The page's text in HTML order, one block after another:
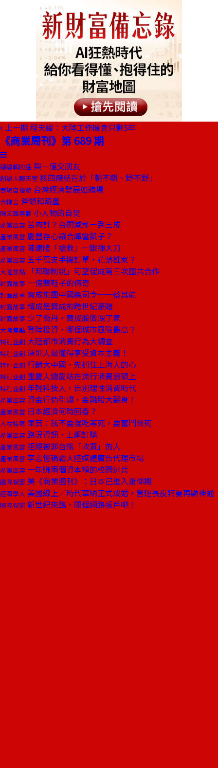
上一期 程天縱：大陸工作機會只剩5年
《商業周刊》第 689 期
總編輯的話 與一億交朋友
創辦人聊天室 核四癥結在於「朝不朝、野不野」
商場自慢塾 台灣經濟發展如賭場
去梯言 斧頭和葫蘆
陳文茜專欄 小人物的自焚
產業風雲 苦肉計？台開減薪一到三成
產業風雲 慶豐存心讓合庫當凱子？
產業風雲 陳建隆「搶救」一銀揮大刀
產業風雲 五千萬支手機訂單，花落誰家？
大陸焦點 「邦聯制說」可望促成第三次國共合作
封面故事 一億雙鞋子的傳奇
封面故事 寶成集團中國總司令──蔡其能
封面故事 精成是寶成的跨世紀豪賭
封面故事 少了喬丹，寶成股價洩了氣
大陸焦點 登陸投資，哪個城市風險最高？
特別企劃 大陸都市消費行為大調查
特別企劃 深圳人最懂得享受資本主義！
特別企劃 行銷大中國，先抓住上海人的心
特別企劃 重慶人總愛站在流行消費浪頭上
特別企劃 年輕科技人，告別理性消費時代
產業風雲 資金行情引爆，金融股大翻身！
產業風雲 日本經濟何時回春？
人物特寫 果芸：我不要混吃等死，要奮鬥到死
產業風雲 路況資訊，上網訂購
產業風雲 拒絕被郭台銘「收買」的人
產業風雲 李志恆稱霸大陸媒體廣告代理市場
產業風雲 一年賺兩個資本額的校園逃兵
國際視窗 美《商業週刊》：日本已進入蕭條期
經濟學人 美國線上／時代華納正式成婚，營運長皮特曼再顯神通
國際視窗 新世紀來臨，開個網路帳戶吧！